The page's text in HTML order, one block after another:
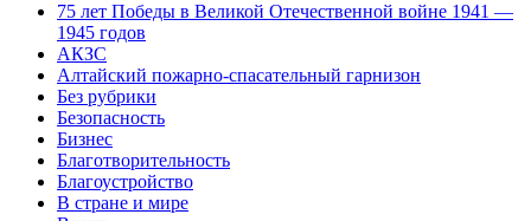
75 лет Победы в Великой Отечественной войне 1941 —
1945 годов
АКЗС
Алтайский пожарно-спасательный гарнизон
Без рубрики
Безопасность
Бизнес
Благотворительность
Благоустройство
В стране и мире